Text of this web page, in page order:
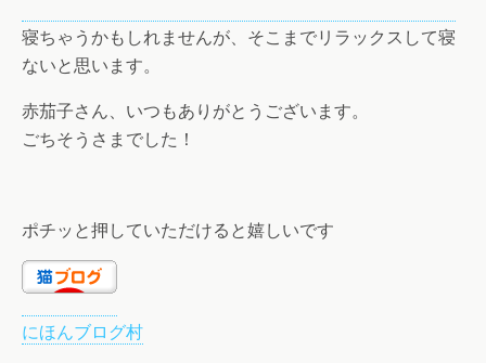
寝ちゃうかもしれませんが、そこまでリラックスして寝
ないと思います。
赤茄子さん、いつもありがとうございます。
ごちそうさまでした！
ポチッと押していただけると嬉しいです
にほんブログ村